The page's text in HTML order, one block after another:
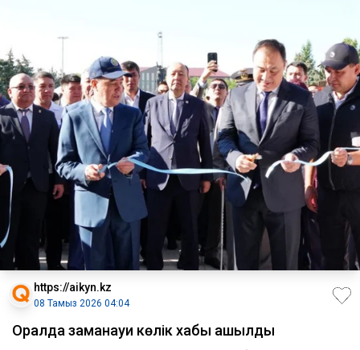
https://aikyn.kz
08 Тамыз 2026 04:04
Оралда заманауи көлік хабы ашылды